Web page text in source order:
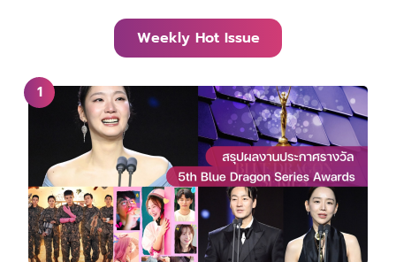
Weekly Hot Issue